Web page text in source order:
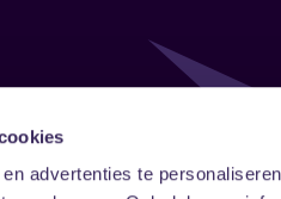
advertenties te